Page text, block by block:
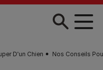
D'un Chien Nos Conseils